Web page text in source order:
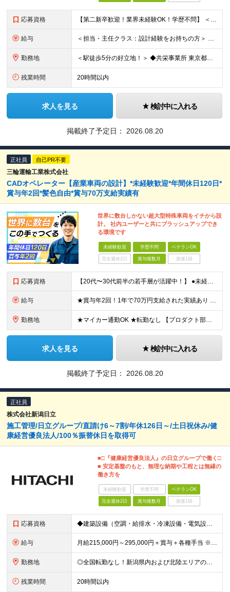
応募資格 【第二新卒歓迎！業界未経験OK！学歴不問】 ＜必須条件＞ ●Word、Excel等の基本的なPCスキル、普通自動車免許(AT限定可) ●何らかの設計・作図・積算経験をお持ちの方 ★「CADオペレータ
給与 ＜担当・主任クラス：設計経験をお持ちの方＞ 年収：340万円～600万円＋時間外手当＋諸手当 月給：21万円～38万円＋諸手当 ※経験・スキルにより優遇 ※残業代は別途支給します ※賞与：年2回（昨年
勤務地 ＜駅徒歩5分の好立地！＞ ◆共栄事業所 東京都練馬区豊玉北6-15-14 共栄ビル3階 ◆栃木事業所 栃木県宇都宮市下栗1丁目17番1号 ◆大阪事業所 大阪府大阪市中央区久太郎町1丁目4番8号
残業時間 20時間以内
求人を見る 検討中に入れる
掲載終了予定日： 2026.08.20
正社員 自己PR不要
三輪運輸工業株式会社
CADオペレーター【産業車両の設計】*未経験歓迎*年間休日120日*
賞与年2回*髪色自由*賞与70万支給実績有
世界に数台しかない超大型特殊車両をイチから設
計。 社内ユーザーと共にブラッシュアップでき
る環境です
未経験歓迎 学歴不問 ベテランOK
完全週休2日 賞与複数月 面接1回
応募資格 【20代〜30代前半の若手層が活躍中！】 ●未経験歓迎（人柄・意欲重視の採用です） ●学歴不問（高専・大卒の方は特に歓迎します） ★こんな方を求めています★ ・CAD（2D/3D）の使用経験がある方
給与 ★賞与年2回！1年で70万円支給された実績あり 月給26万5,000円～33万円（基本給）＋各種手当 ※年齢・経験・能力等を考慮して決定します。 ※各種手当：通勤交通費、家族手当、時間外勤務手当な
勤務地 ★マイカー通勤OK ★転勤なし 【プロダクト部】 兵庫県加古郡播磨町新島39番 ※(変更の範囲)上記を除く当社関連勤務地 ※関西に本社あり※
求人を見る 検討中に入れる
掲載終了予定日： 2026.08.20
正社員
株式会社新潟日立
施工管理/日立グループ/直請け6～7割/年休126日～/土日祝休み/健
康経営優良法人/100％振替休日を取得可
■□『健康経営優良法人』の日立グループで働く□
■ 安定基盤のもと、無理な納期や工程とは無縁の
働き方を
未経験歓迎 学歴不問 ベテランOK
完全週休2日 賞与複数月 面接1回
応募資格 ◆建築設備（空調・給排水・冷凍設備・電気設備等）の施工管理の経験3年以上 ◆高卒以上 ～このような方にオススメです～ ◎元請けとして自分で工程をコントロールしたい方 ◎安定企業に腰を据えて長く働きた
給与 月給215,000円～295,000円＋賞与＋各種手当 ※前職のご経験やスキルを考慮して決定いたします ※残業代は全額支給いたします ※試用期間3ヶ月（期間中は有給休暇の取得のみ対象外となります）
勤務地 ◎全国転勤なし！新潟県内および北陸エリアのみ 以下の支店および 新潟県内エリアの施工現場での勤務がメインとなります。 ◆本社：新潟県新潟市東区竹尾卸新町752番地10 ◆上越支店：新潟県上越市新光
残業時間 20時間以内